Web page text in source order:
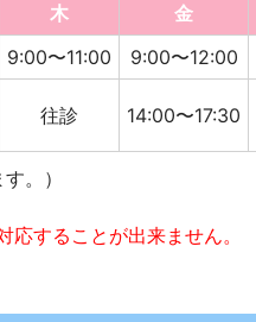
木 金
9:00〜11:00 9:00〜12:00
往診 14:00〜17:30
。）
することが出来ません。